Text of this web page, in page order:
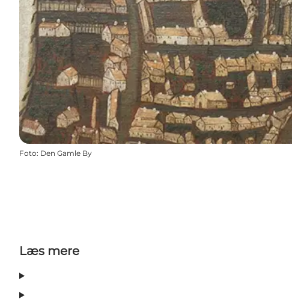
Foto: Den Gamle By
Læs mere